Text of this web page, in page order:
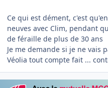
Ce qui est dément, c'est
neuves avec Clim, pendant
de féraille de plus de 30 ans
Je me demande si je ne vais
Véolia tout compte fait ...